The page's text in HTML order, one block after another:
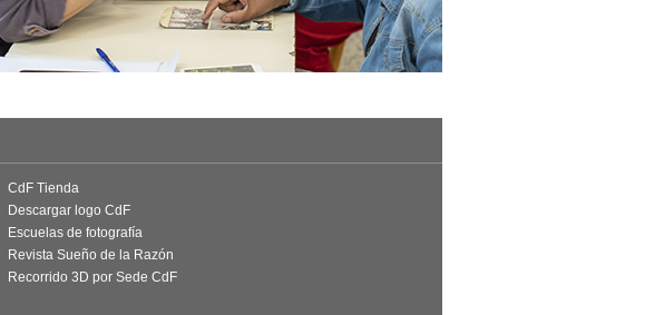
CdF Tienda
Descargar logo CdF
Escuelas de fotografía
Revista Sueño de la Razón
Recorrido 3D por Sede CdF